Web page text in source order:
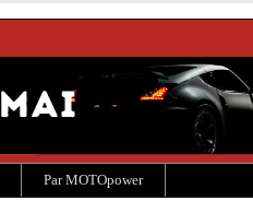
Par MOTOpower